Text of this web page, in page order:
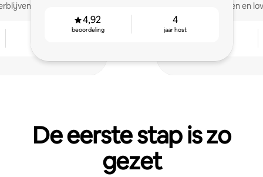
voor gasten en
4,92
beoordeling
4
jaar host
maximaliseren en
De eerste stap is zo
gezet